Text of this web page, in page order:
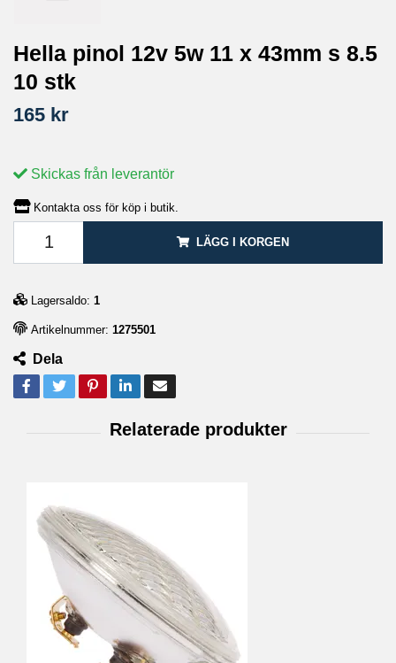
Hella pinol 12v 5w 11 x 43mm s 8.5
10 stk
165 kr
Skickas från leverantör
Kontakta oss för köp i butik.
LÄGG I KORGEN
Lagersaldo: 1
Artikelnummer: 1275501
Dela